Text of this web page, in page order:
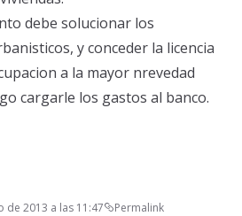
debe solucionar los
y conceder la licencia
a la mayor nrevedad
cargarle los gastos al banco.
de 2013 a las 11:47 Permalink